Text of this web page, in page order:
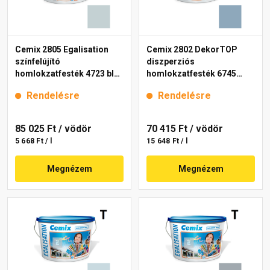
Cemix 2805 Egalisation
színfelújító
homlokzatfesték 4723 blue
Rendelésre
85 025 Ft / vödör
5 668 Ft / l
Megnézem
Cemix 2802 DekorTOP
diszperziós
homlokzatfesték 6745
Rendelésre
70 415 Ft / vödör
15 648 Ft / l
Megnézem